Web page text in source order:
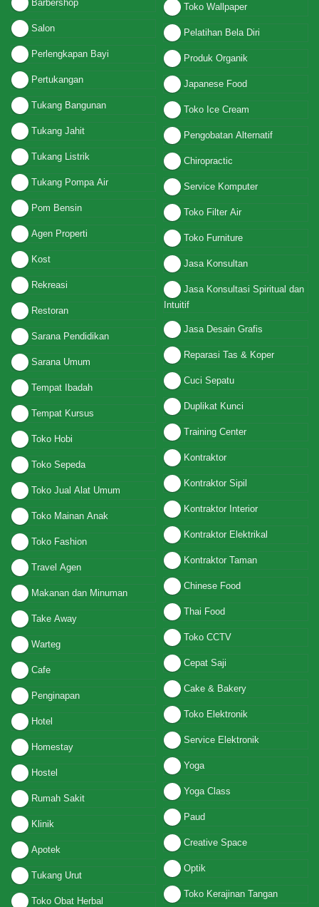
Barbershop
Salon
Perlengkapan Bayi
Pertukangan
Tukang Bangunan
Tukang Jahit
Tukang Listrik
Tukang Pompa Air
Pom Bensin
Agen Properti
Kost
Rekreasi
Restoran
Sarana Pendidikan
Sarana Umum
Tempat Ibadah
Tempat Kursus
Toko Hobi
Toko Sepeda
Toko Jual Alat Umum
Toko Mainan Anak
Toko Fashion
Travel Agen
Makanan dan Minuman
Take Away
Warteg
Cafe
Penginapan
Hotel
Homestay
Hostel
Rumah Sakit
Klinik
Apotek
Tukang Urut
Toko Obat Herbal
Toko Wallpaper
Pelatihan Bela Diri
Produk Organik
Japanese Food
Toko Ice Cream
Pengobatan Alternatif
Chiropractic
Service Komputer
Toko Filter Air
Toko Furniture
Jasa Konsultan
Jasa Konsultasi Spiritual dan
Intuitif
Jasa Desain Grafis
Reparasi Tas & Koper
Cuci Sepatu
Duplikat Kunci
Training Center
Kontraktor
Kontraktor Sipil
Kontraktor Interior
Kontraktor Elektrikal
Kontraktor Taman
Chinese Food
Thai Food
Toko CCTV
Cepat Saji
Cake & Bakery
Toko Elektronik
Service Elektronik
Yoga
Yoga Class
Paud
Creative Space
Optik
Toko Kerajinan Tangan